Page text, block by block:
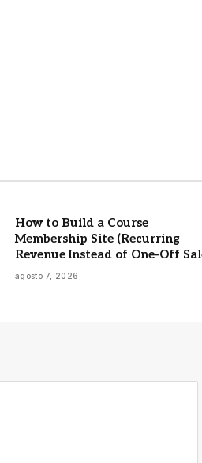
How to Build a Course
Membership Site (Recurring
Revenue Instead of One-Off
agosto 7, 2026